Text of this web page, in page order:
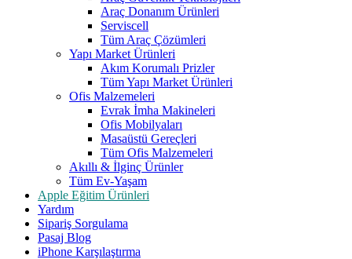
Araç Donanım Ürünleri
Serviscell
Tüm Araç Çözümleri
Yapı Market Ürünleri
Akım Korumalı Prizler
Tüm Yapı Market Ürünleri
Ofis Malzemeleri
Evrak İmha Makineleri
Ofis Mobilyaları
Masaüstü Gereçleri
Tüm Ofis Malzemeleri
Akıllı & İlginç Ürünler
Tüm Ev-Yaşam
Apple Eğitim Ürünleri
Yardım
Sipariş Sorgulama
Pasaj Blog
iPhone Karşılaştırma